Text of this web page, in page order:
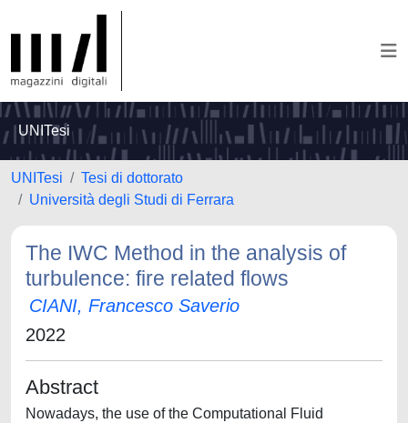
UNITesi
UNITesi
Tesi di dottorato
Università degli Studi di Ferrara
The IWC Method in the analysis of
turbulence: fire related flows
CIANI, Francesco Saverio
2022
Abstract
Nowadays, the use of the Computational Fluid